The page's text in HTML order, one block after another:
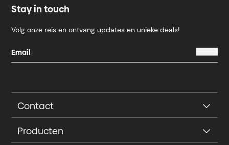
Stay in touch
Volg onze reis en ontvang updates en unieke deals!
Contact
Producten